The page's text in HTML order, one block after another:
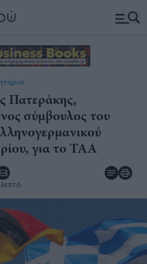
Πατεράκης,
σύμβουλος του
για το ΤΑΑ
λεπτό